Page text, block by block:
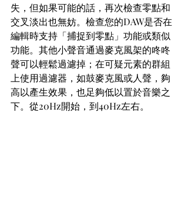
失，但如果可能的話，再次檢查零點和
交叉淡出也無妨。檢查您的DAW是否在
編輯時支持「捕捉到零點」功能或類似
功能。其他小聲音通過麥克風架的咚咚
聲可以輕鬆過濾掉；在可疑元素的群組
上使用過濾器，如鼓麥克風或人聲，夠
高以產生效果，也足夠低以置於音樂之
下。從20Hz開始，到40Hz左右。